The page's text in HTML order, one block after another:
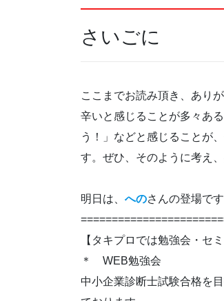
さいごに
ここまでお読み頂き、あり
辛いと感じることが多々あ
う！」などと感じることが
す。ぜひ、そのように考え
明日は、 へのさんの登場で
【タキプロでは勉強会・セ
＊ WEB勉強会
中小企業診断士試験合格を